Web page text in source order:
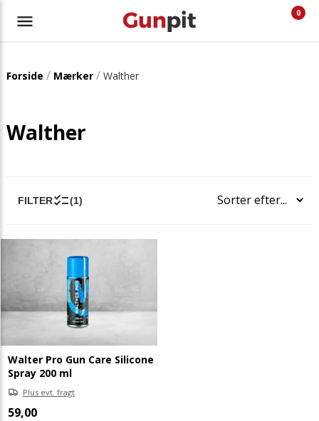
0
Forside / Mærker/ Walther
Walther
FILTER (1)
Walter Pro Gun Care Silicone
Spray 200 ml
Plus evt. fragt
59,00